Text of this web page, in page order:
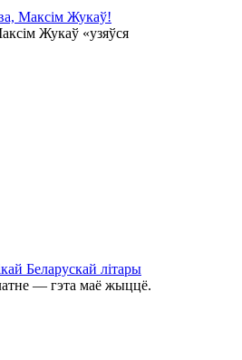
Максім Жукаў!
Жукаў «узяўся
Беларускай літары
— гэта маё жыццё.